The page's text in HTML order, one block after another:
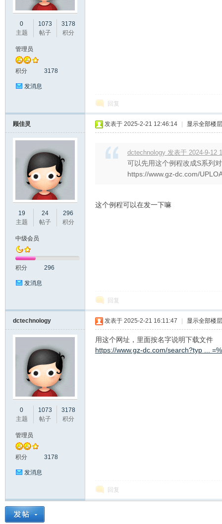
0
主题
1073
帖子
3178
积分
管理员
积分 3178
发消息
回复
顾佳灵
19
主题
24
帖子
296
积分
中级会员
积分 296
发消息
发表于 2025-2-21 12:46:14 显示全部楼层
dctechnology 发表于 2024-9-12
可以先用这个例程改成S系列
https://www.gz-dc.com/
这个例程可以在发一下嘛
回复
dctechnology
0
主题
1073
帖子
3178
积分
管理员
积分 3178
发消息
发表于 2025-2-21 16:11:47 显示全部楼层
用这个网址，里面按名字说明下载文件
https://www.gz-dc.com/search?typ ...
回复